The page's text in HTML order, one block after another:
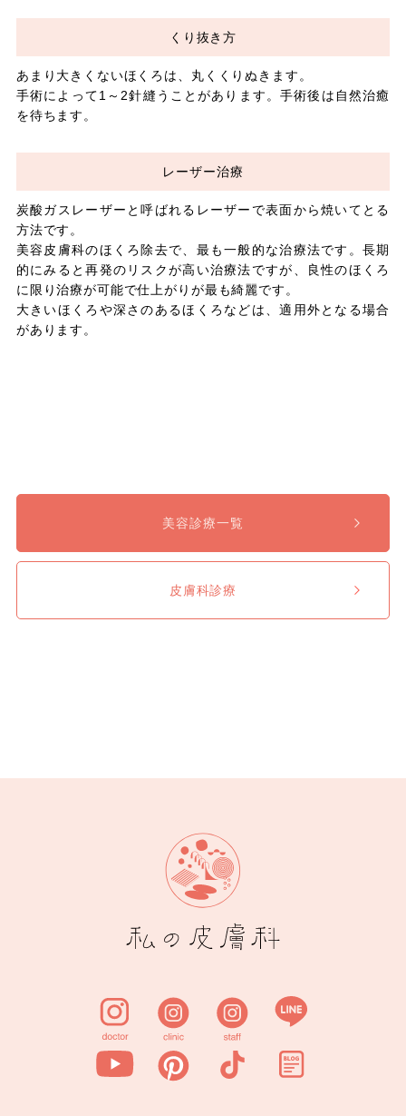
くり抜き方
あまり大きくないほくろは、丸くくりぬきます。
手術によって1～2針縫うことがあります。手術後は自然治癒
を待ちます。
レーザー治療
炭酸ガスレーザーと呼ばれるレーザーで表面から焼いてとる
方法です。
美容皮膚科のほくろ除去で、最も一般的な治療法です。長期
的にみると再発のリスクが高い治療法ですが、良性のほくろ
に限り治療が可能で仕上がりが最も綺麗です。
大きいほくろや深さのあるほくろなどは、適用外となる場合
があります。
美容診療一覧
皮膚科診療